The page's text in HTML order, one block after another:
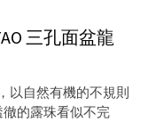
三孔面盆龍
以自然有機的不規則
的露珠看似不完